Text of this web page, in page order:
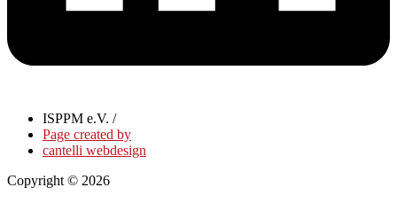
ISPPM e.V. /
Page created by
cantelli webdesign
Copyright © 2026